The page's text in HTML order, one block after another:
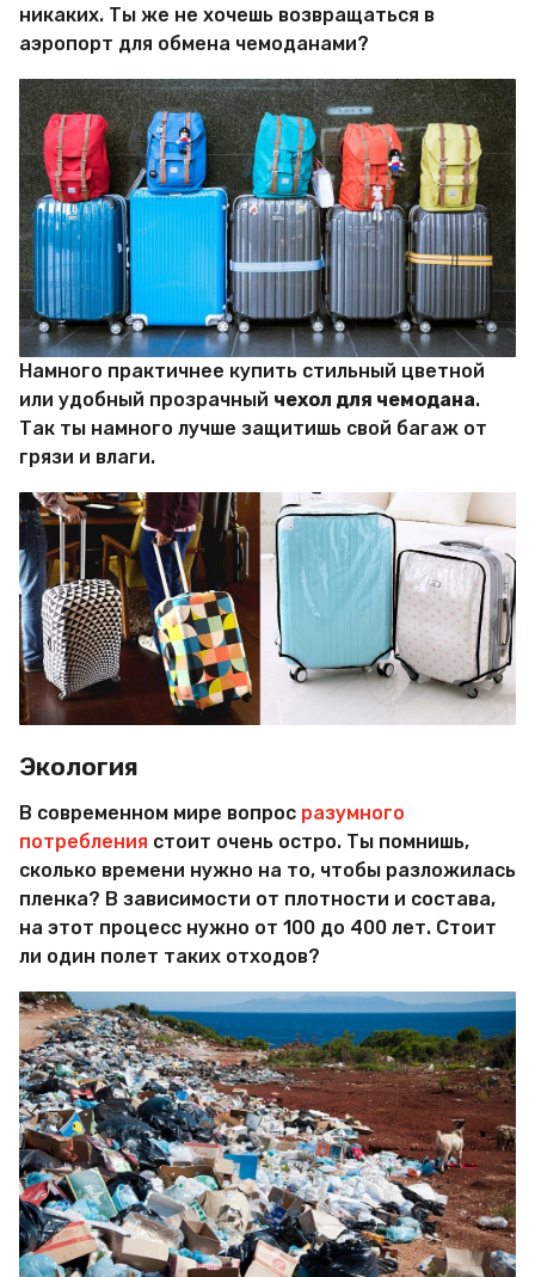
никаких. Ты же не хочешь возвращаться в
аэропорт для обмена чемоданами?
Намного практичнее купить стильный цветной
или удобный прозрачный чехол для чемодана.
Так ты намного лучше защитишь свой багаж от
грязи и влаги.
Экология
В современном мире вопрос разумного
потребления стоит очень остро. Ты помнишь,
сколько времени нужно на то, чтобы разложилась
пленка? В зависимости от плотности и состава,
на этот процесс нужно от 100 до 400 лет. Стоит
ли один полет таких отходов?